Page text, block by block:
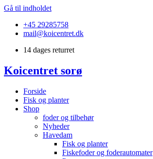
Gå til indholdet
+45 29285758
mail@koicentret.dk
14 dages returret
Koicentret sorø
Forside
Fisk og planter
Shop
foder og tilbehør
Nyheder
Havedam
Fisk og planter
Fiskefoder og foderautomater